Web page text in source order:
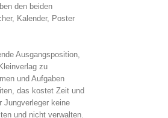
den beiden
Kalender, Poster
Ausgangsposition,
zu
und Aufgaben
das kostet Zeit und
Jungverleger keine
und nicht verwalten.